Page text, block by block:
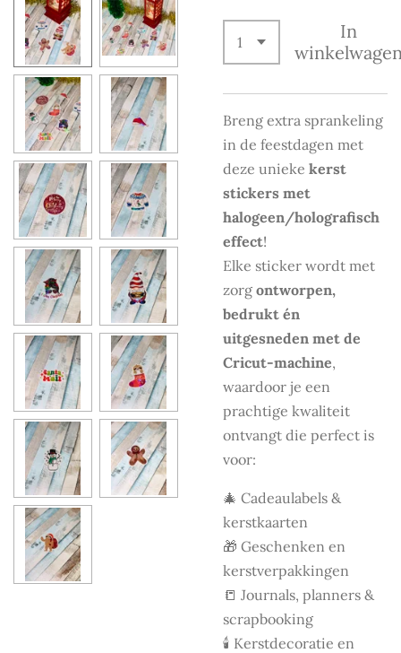
In
Breng extra sprankeling
in de feestdagen met
deze unieke kerst
stickers met
halogeen/holografisch
effect!
Elke sticker wordt met
zorg ontworpen,
bedrukt én
uitgesneden met de
Cricut-machine,
waardoor je een
prachtige kwaliteit
ontvangt die perfect is
voor:
🎄 Cadeaulabels &
kerstkaarten
🎁 Geschenken en
kerstverpakkingen
📒 Journals, planners &
scrapbooking
🕯️ Kerstdecoratie en